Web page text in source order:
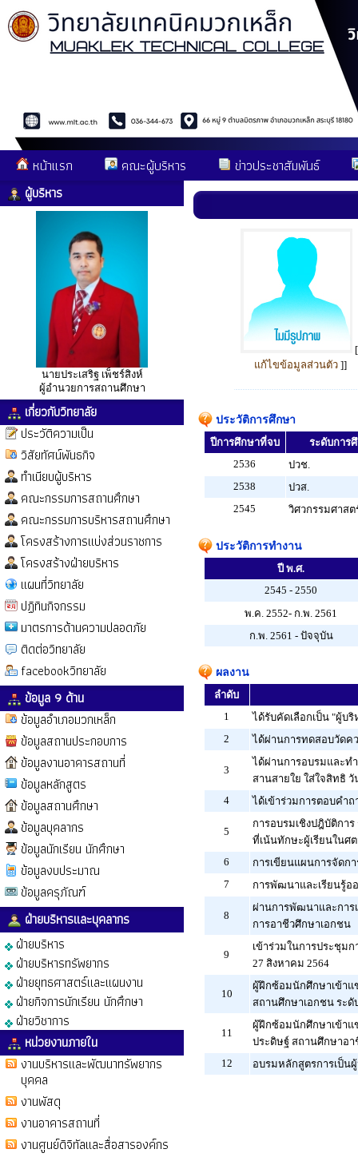
หน้าแรก คณะผู้บริหาร ข่าวประชาสัมพันธ์
ผู้บริหาร
นายประเสริฐ เพ็ชร์สิงห์
ผู้อำนวยการสถานศึกษา
เกี่ยวกับวิทยาลัย
ประวัติความเป็น
วิสัยทัศน์พันธกิจ
ทำเนียบผู้บริหาร
คณะกรรมการสถานศึกษา
คณะกรรมการบริหารสถานศึกษา
โครงสร้างการแบ่งส่วนราชการ
โครงสร้างฝ่ายบริหาร
แผนที่วิทยาลัย
ปฏิทินกิจกรรม
มาตรการด้านความปลอดภัย
ติดต่อวิทยาลัย
facebookวิทยาลัย
ข้อมูล 9 ด้าน
ข้อมูลอำเภอมวกเหล็ก
ข้อมูลสถานประกอบการ
ข้อมูลงานอาคารสถานที่
ข้อมูลหลักสูตร
ข้อมูลสถานศึกษา
ข้อมูลบุคลากร
ข้อมูลนักเรียน นักศึกษา
ข้อมูลงบประมาณ
ข้อมูลครุภัณฑ์
ฝ่ายบริหารและบุคลากร
ฝ่ายบริหาร
ฝ่ายบริหารทรัพยากร
ฝ่ายยุทธศาสตร์และแผนงาน
ฝ่ายกิจการนักเรียน นักศึกษา
ฝ่ายวิชาการ
หน่วยงานภายใน
งานบริหารและพัฒนาทรัพยากร
บุคคล
งานพัสดุ
งานอาคารสถานที่
งานศูนย์ดิจิทัลและสื่อสารองค์กร
แก้ไขข้อมูลส่วนตัว ]]
ประวัติการศึกษา
ปีการศึกษาที่จบ
ระดับการ
2536
ปวช.
2538
ปวส.
2545
วิศวกรรมศาส
ประวัติการทำงาน
ปี พ.ศ.
2545 - 2550
พ.ค. 2552- ก.พ. 2561
ก.พ. 2561 - ปัจจุบัน
ผลงาน
ลำดับ
1
ได้รับคัดเลือกเป็น "ผู้บ
2
ได้ผ่านการทดสอบวัดค
3
ได้ผ่านการอบรมและท
สานสายใย ใส่ใจสิทธิ
4
ได้เข้าร่วมการตอบคำ
5
การอบรมเชิงปฎิบัติกา
ที่เน้นทักษะผู้เรียนในศ
6
การเขียนแผนการจัดก
7
การพัฒนาและเรียนรู้อ
8
ผ่านการพัฒนาและการ
การอาชีวศึกษาเอกชน
9
เข้าร่วมในการประชุม
27 สิงหาคม 2564
10
ผู้ฝึกซ้อมนักศึกษาเข้าแ
สถานศึกษาเอกชน ระ
11
ผู้ฝึกซ้อมนักศึกษาเข้าแ
ประดิษฐ์ สถานศึกษาอา
12
อบรมหลักสูตรการเป็น